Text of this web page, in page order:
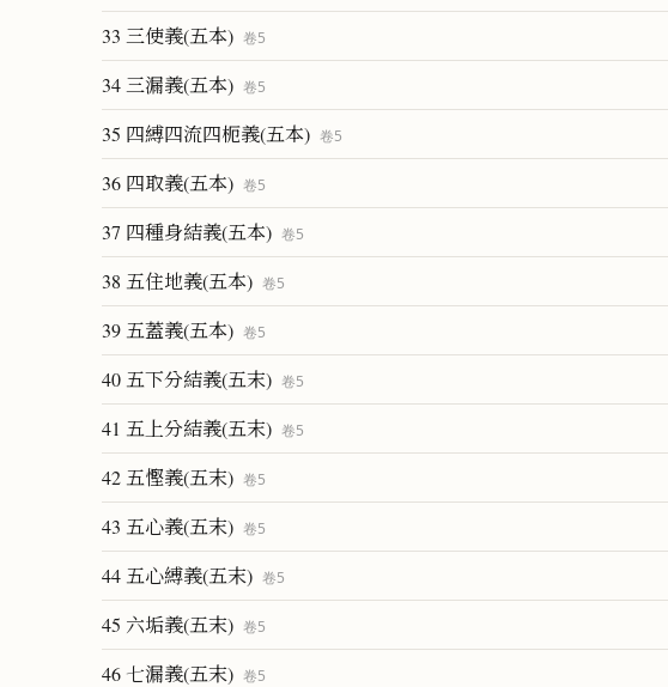
33 三使義(五本) 卷5
34 三漏義(五本) 卷5
35 四縛四流四枙義(五本) 卷5
36 四取義(五本) 卷5
37 四種身結義(五本) 卷5
38 五住地義(五本) 卷5
39 五蓋義(五本) 卷5
40 五下分結義(五末) 卷5
41 五上分結義(五末) 卷5
42 五慳義(五末) 卷5
43 五心義(五末) 卷5
44 五心縛義(五末) 卷5
45 六垢義(五末) 卷5
46 七漏義(五末) 卷5